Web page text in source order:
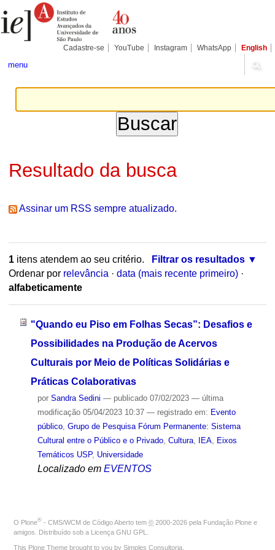
para
conteúdo.
Pessoais
Cadastre-se YouTube Instagram WhatsApp English
menu
Resultado da busca
Assinar um RSS sempre atualizado.
1itens atendem ao seu critério.
Filtrar os resultados
Ordenar por relevância · data (mais recente primeiro) ·
alfabeticamente
"Quando eu Piso em Folhas Secas”: Desafios e
Possibilidades na Produção de Acervos
Culturais por Meio de Políticas Solidárias e
Práticas Colaborativas
por Sandra Sedini — publicado07/02/2023 — última
modificação05/04/2023 10:37 — registrado em: Evento
público, Grupo de Pesquisa Fórum Permanente: Sistema
Cultural entre o Público e o Privado, Cultura, IEA,
Eixos
Temáticos USP, Universidade
Localizado em EVENTOS
O Plone® - CMS/WCM de Código Aberto tem © 2000-2026 pela Fundação Plone e
amigos. Distribuído sob a Licença GNU GPL
This Plone Theme brought to you by Simples Consultoria